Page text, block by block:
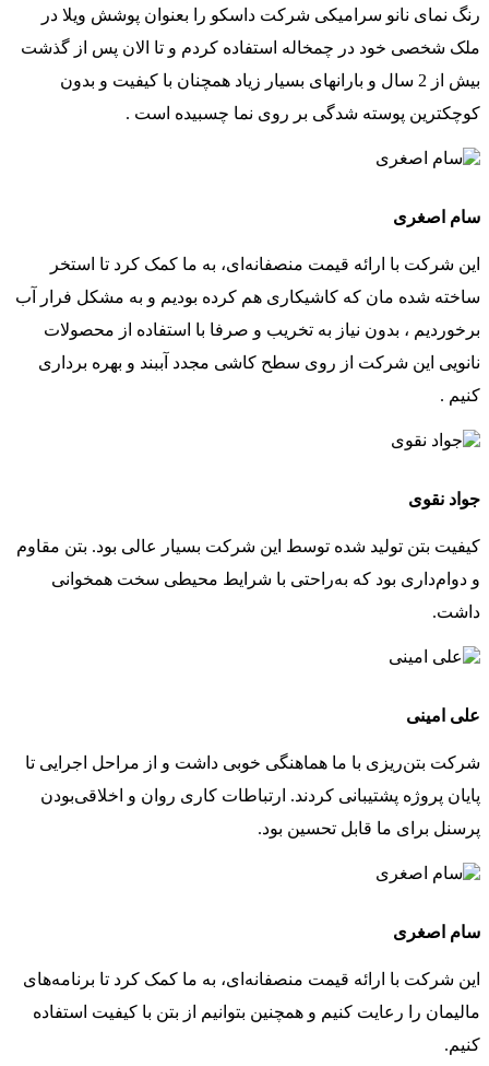
رنگ نمای نانو سرامیکی شرکت داسکو را بعنوان پوشش ویلا در
ملک شخصی خود در چمخاله استفاده کردم و تا الان پس از گذشت
بیش از 2 سال و بارانهای بسیار زیاد همچنان با کیفیت و بدون
کوچکترین پوسته شدگی بر روی نما چسبیده است .
سام اصغری
این شرکت با ارائه قیمت منصفانه‌ای، به ما کمک کرد تا استخر
ساخته شده مان که کاشیکاری هم کرده بودیم و به مشکل فرار آب
برخوردیم ، بدون نیاز به تخریب و صرفا با استفاده از محصولات
نانویی این شرکت از روی سطح کاشی مجدد آببند و بهره برداری
کنیم .
جواد نقوی
کیفیت بتن تولید شده توسط این شرکت بسیار عالی بود. بتن مقاوم
و دوام‌داری بود که به‌راحتی با شرایط محیطی سخت همخوانی
داشت.
علی امینی
شرکت بتن‌ریزی با ما هماهنگی خوبی داشت و از مراحل اجرایی تا
پایان پروژه پشتیبانی کردند. ارتباطات کاری روان و اخلاقی‌بودن
پرسنل برای ما قابل تحسین بود.
سام اصغری
این شرکت با ارائه قیمت منصفانه‌ای، به ما کمک کرد تا برنامه‌های
مالیمان را رعایت کنیم و همچنین بتوانیم از بتن با کیفیت استفاده
کنیم.